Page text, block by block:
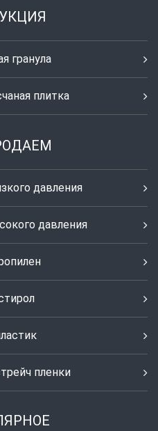
гранула
плитка
давления
давления
пленки